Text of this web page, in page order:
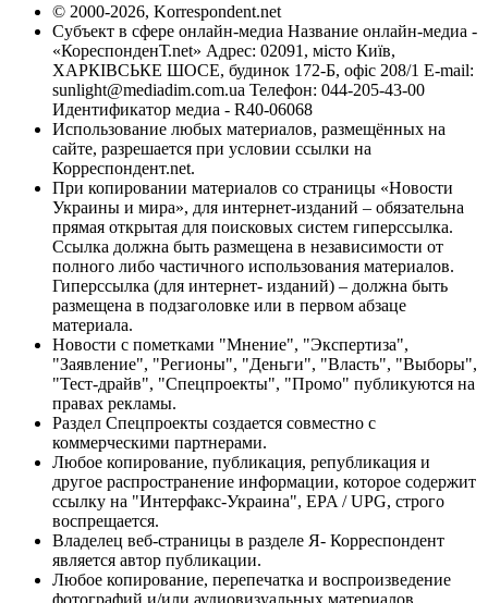
© 2000-2026, Korrespondent.net
Субъект в сфере онлайн-медиа Название онлайн-медиа -
«КореспонденТ.net» Адрес: 02091, місто Київ,
ХАРКІВСЬКЕ ШОСЕ, будинок 172-Б, офіс 208/1 E-mail:
sunlight@mediadim.com.ua Телефон: 044-205-43-00
Идентификатор медиа - R40-06068
Использование любых материалов, размещённых на
сайте, разрешается при условии ссылки на
Корреспондент.net.
При копировании материалов со страницы «Новости
Украины и мира», для интернет-изданий – обязательна
прямая открытая для поисковых систем гиперссылка.
Ссылка должна быть размещена в независимости от
полного либо частичного использования материалов.
Гиперссылка (для интернет- изданий) – должна быть
размещена в подзаголовке или в первом абзаце
материала.
Новости с пометками "Мнение", "Экспертиза",
"Заявление", "Регионы", "Деньги", "Власть", "Выборы",
"Тест-драйв", "Спецпроекты", "Промо" публикуются на
правах рекламы.
Раздел Спецпроекты создается совместно с
коммерческими партнерами.
Любое копирование, публикация, републикация и
другое распространение информации, которое содержит
ссылку на "Интерфакс-Украина", EPA / UPG, строго
воспрещается.
Владелец веб-страницы в разделе Я- Корреспондент
является автор публикации.
Любое копирование, перепечатка и воспроизведение
фотографий и/или аудиовизуальных материалов,